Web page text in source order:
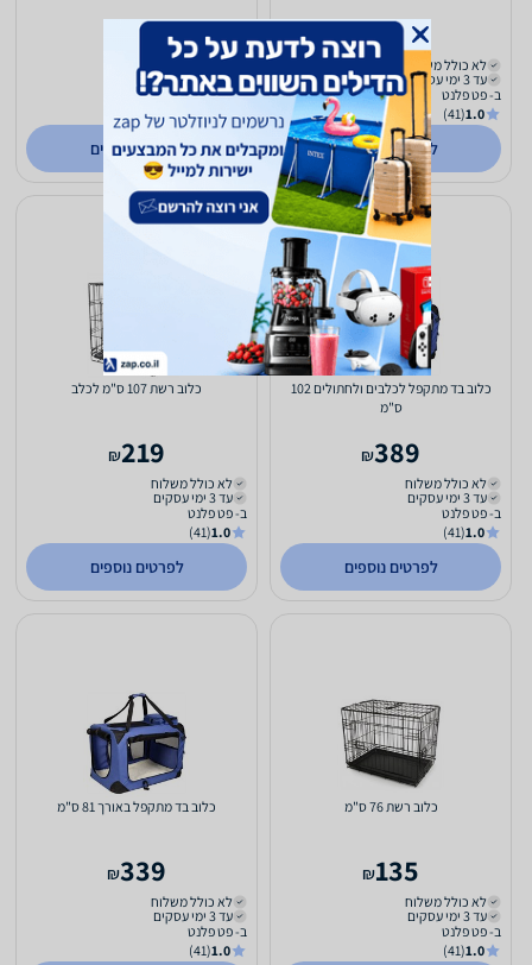
295
₪
לא כולל משלוח
עד 3 ימי עסקים
ב- פט פלנט
1.0
(41)
לפרטים נוספים
184
לא כולל משלוח
עד 3 ימי עסקים
ב- פט פלנט
1.0
(41)
לפרטים נוספים
כלוב בד מתקפל לכלבים ולחתולים 102
ס"מ
389
₪
לא כולל משלוח
עד 3 ימי עסקים
ב- פט פלנט
1.0
(41)
לפרטים נוספים
כלוב רשת 107 ס"מ לכלב
219
₪
לא כולל משלוח
עד 3 ימי עסקים
ב- פט פלנט
1.0
(41)
לפרטים נוספים
כלוב רשת 76 ס"מ
135
₪
לא כולל משלוח
עד 3 ימי עסקים
ב- פט פלנט
1.0
(41)
כלוב בד מתקפל באורך 81 ס"מ
339
₪
לא כולל משלוח
עד 3 ימי עסקים
ב- פט פלנט
1.0
(41)